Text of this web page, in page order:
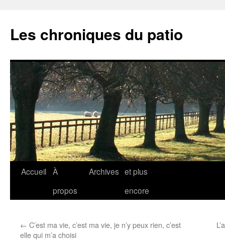
contenu
Les chroniques du patio
Accueil À
propos
Archives et plus
encore
← C’est ma vie, c’est ma vie, je n’y peux rien, c’est
elle qui m’a choisi